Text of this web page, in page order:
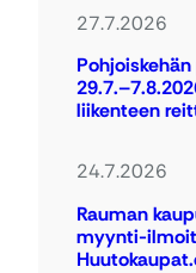
27.7.2026
liikenteen
24.7.2026
Rauman
myynti-